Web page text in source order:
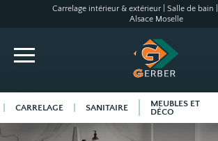
Carrelage intérieur & extérieur | Salle de bain
Alsace Moselle
CARRELAGE SANITAIRE
MEUBLES ET
DÉCO